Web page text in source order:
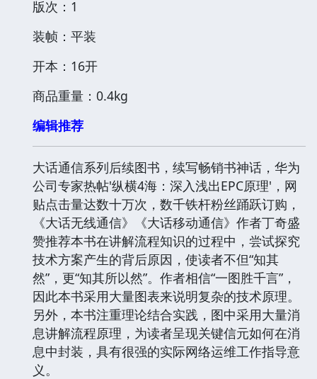
版次：1
装帧：平装
开本：16开
商品重量：0.4kg
编辑推荐
大话通信系列后续图书，续写畅销书神话，华为
公司专家热帖'纵横4海：深入浅出EPC原理'，网
贴点击量达数十万次，数千铁杆粉丝踊跃订购，
《大话无线通信》《大话移动通信》作者丁奇盛
赞推荐本书在讲解流程知识的过程中，尝试探究
技术方案产生的背后原因，使读者不但“知其
然”，更“知其所以然”。作者相信“一图胜千言”，
因此本书采用大量图表来说明复杂的技术原理。
另外，本书注重理论结合实践，图中采用大量消
息讲解流程原理，为读者呈现关键信元如何在消
息中封装，具有很强的实际网络运维工作指导意
义。